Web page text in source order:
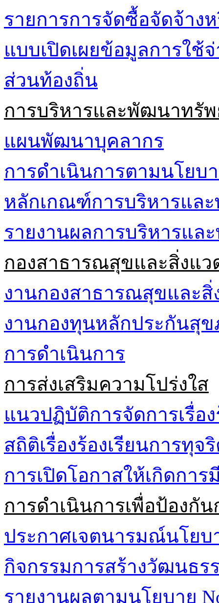
รายการการจัดซื้อจัดจ้าง
แบบเปิดเผยข้อมูลการใช้
ส่วนท้องถิ่น
การบริหารและพัฒนาทรั
แผนพัฒนาบุคลากร
การดำเนินการตามนโยบ
หลักเกณฑ์การบริหารแล
รายงานผลการบริหารแ
กองสาธารณสุขและสิ่งแว
งานกองสาธารณสุขและสิ่
งานกองทุนหลักประกันสุ
การดำเนินการ
การส่งเสริมความโปร่งใส
แนวปฏิบัติการจัดการเรื่อ
สถิติเรื่องร้องเรียนการทุจ
การเปิดโอกาสให้เกิดกา
การดำเนินการเพื่อป้องกั
ประกาศเจตนารมณ์นโยบ
กิจกรรมการสร้างวัฒนธร
รายงานผลตามนโยบาย